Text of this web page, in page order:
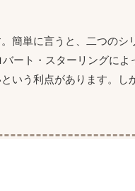
簡単に言うと、二つのシ
ート・スターリングによ
いう利点があります。し